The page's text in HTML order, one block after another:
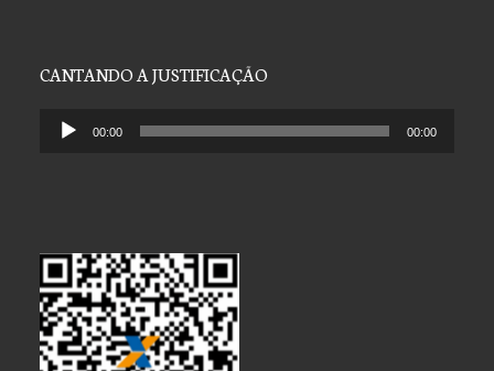
CANTANDO A JUSTIFICAÇÃO
Tocador 00:00 00:00